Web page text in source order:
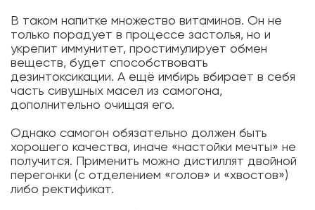
В таком напитке множество витаминов. Он не
только порадует в процессе застолья, но и
укрепит иммунитет, простимулирует обмен
веществ, будет способствовать
дезинтоксикации. А ещё имбирь вбирает в себя
часть сивушных масел из самогона,
дополнительно очищая его.
Однако самогон обязательно должен быть
хорошего качества, иначе «настойки мечты» не
получится. Применить можно дистиллят двойной
перегонки (с отделением «голов» и «хвостов»)
либо ректификат.